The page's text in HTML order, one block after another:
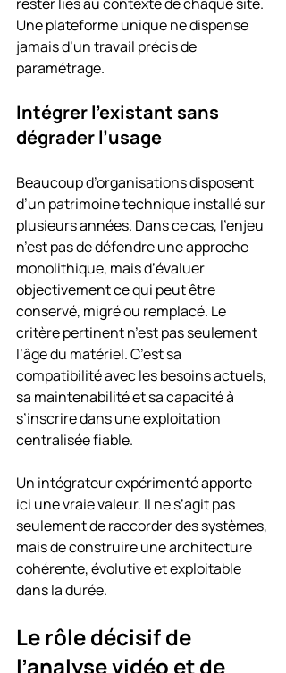
Une plateforme unique ne dispense
jamais d’un travail précis de
paramétrage.
Intégrer l’existant sans
dégrader l’usage
Beaucoup d’organisations disposent
d’un patrimoine technique installé sur
plusieurs années. Dans ce cas, l’enjeu
n’est pas de défendre une approche
monolithique, mais d’évaluer
objectivement ce qui peut être
conservé, migré ou remplacé. Le
critère pertinent n’est pas seulement
l’âge du matériel. C’est sa
compatibilité avec les besoins actuels,
sa maintenabilité et sa capacité à
s’inscrire dans une exploitation
centralisée fiable.
Un intégrateur expérimenté apporte
ici une vraie valeur. Il ne s’agit pas
seulement de raccorder des systèmes,
mais de construire une architecture
cohérente, évolutive et exploitable
dans la durée.
Le rôle décisif de
l’analyse vidéo et de